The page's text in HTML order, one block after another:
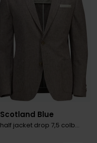
Scotland Blue
half jacket drop 7,5 colbert bruin